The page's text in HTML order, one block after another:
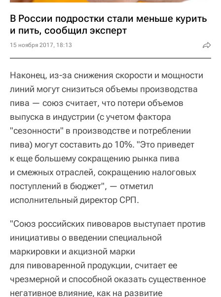
В России подростки стали меньше курить
и пить, сообщил эксперт
15 ноября 2017, 18:13
Наконец, из-за снижения скорости и мощности
линий могут снизиться объемы производства
пива — союз считает, что потери объемов
выпуска в индустрии (с учетом фактора
"сезонности" в производстве и потреблении
пива) могут составить до 10%. "Это приведет
к еще большему сокращению рынка пива
и смежных отраслей, сокращению налоговых
поступлений в бюджет", — отметил
исполнительный директор СРП.
"Союз российских пивоваров выступает против
инициативы о введении специальной
маркировки и акцизной марки
для пивоваренной продукции, считает ее
чрезмерной и способной оказать существенное
негативное влияние, как на развитие